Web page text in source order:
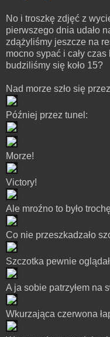
No i troszkę zdjęć z
pierwszego dnia udało
zdążyliśmy jeszcze na
mocno sypać i cały
budziliśmy się koło 15?
Nad morze szło się
Później przez tunel:
Morze!
Victory!
Ale mroźno to było
Co nie przeszkadzało
Szczotka pewnie
A ja sobie patrzyłem na
Wkurzająca czerwona